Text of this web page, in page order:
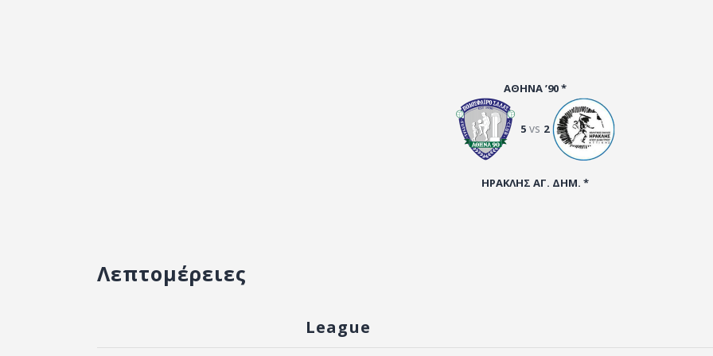
ΑΘΗΝΑ ’90 *
5 vs 2
ΗΡΑΚΛΗΣ ΑΓ. ΔΗΜ. *
Λεπτομέρειες
League